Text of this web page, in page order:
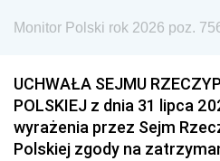
Monitor Polski rok 2026 poz.
UCHWAŁA SEJMU
POLSKIEJ z dnia 31 lipca
wyrażenia przez Sejm
Polskiej zgody na